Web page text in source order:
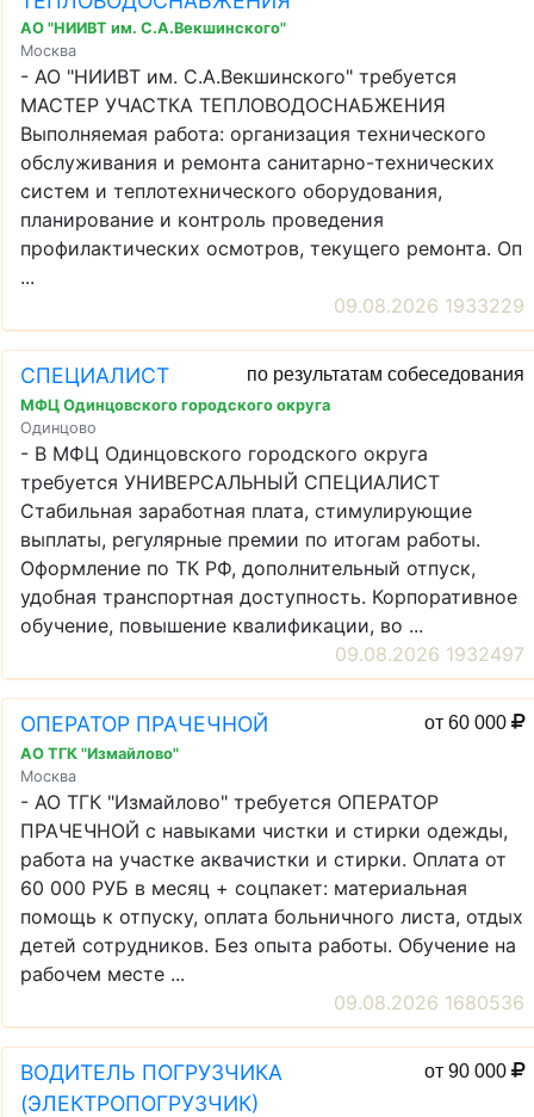
АО "НИИВТ им. С.А.Векшинского"
Москва
- АО "НИИВТ им. С.А.Векшинского" требуется
МАСТЕР УЧАСТКА ТЕПЛОВОДОСНАБЖЕНИЯ
Выполняемая работа: организация технического
обслуживания и ремонта санитарно-технических
систем и теплотехнического оборудования,
планирование и контроль проведения
профилактических осмотров, текущего ремонта. Оп
...
09.08.2026 1933229
СПЕЦИАЛИСТ по результатам собеседования
МФЦ Одинцовского городского округа
Одинцово
- В МФЦ Одинцовского городского округа
требуется УНИВЕРСАЛЬНЫЙ СПЕЦИАЛИСТ
Стабильная заработная плата, стимулирующие
выплаты, регулярные премии по итогам работы.
Оформление по ТК РФ, дополнительный отпуск,
удобная транспортная доступность. Корпоративное
обучение, повышение квалификации, во ...
09.08.2026 1932497
ОПЕРАТОР ПРАЧЕЧНОЙ от 60 000
АО ТГК "Измайлово"
Москва
- АО ТГК "Измайлово" требуется ОПЕРАТОР
ПРАЧЕЧНОЙ с навыками чистки и стирки одежды,
работа на участке аквачистки и стирки. Оплата от
60 000 РУБ в месяц + соцпакет: материальная
помощь к отпуску, оплата больничного листа, отдых
детей сотрудников. Без опыта работы. Обучение на
рабочем месте ...
09.08.2026 1680536
ВОДИТЕЛЬ ПОГРУЗЧИКА
(ЭЛЕКТРОПОГРУЗЧИК)
от 90 000